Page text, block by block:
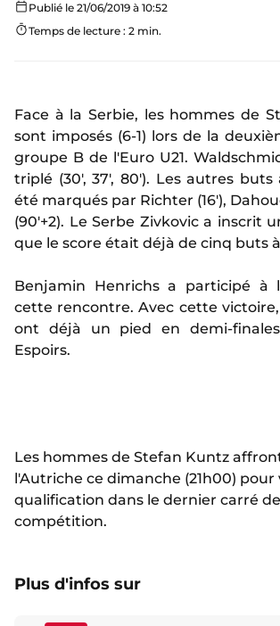
Publié le 21/06/2019 à 10:52
Temps de lecture : 2 min.
Face à la Serbie, les hommes de
sont imposés (6-1) lors de la
groupe B de l'Euro U21.
triplé (30', 37', 80'). Les autres
été marqués par Richter (16'),
(90'+2). Le Serbe Zivkovic a inscrit
que le score était déjà de cinq buts
Benjamin Henrichs a participé à
cette rencontre. Avec cette
ont déjà un pied en demi-
Espoirs.
Les hommes de Stefan Kuntz
l'Autriche ce dimanche (21h00) pour
qualification dans le dernier carré
compétition.
Plus d'infos sur